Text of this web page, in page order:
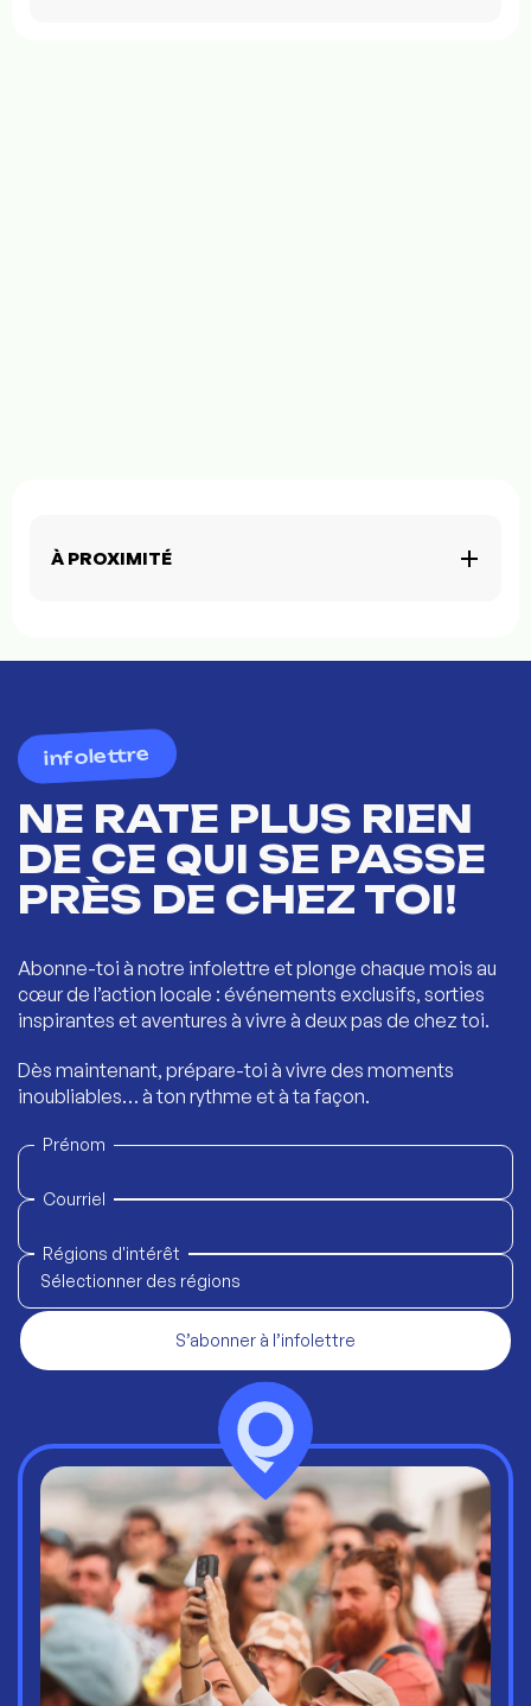
À PROXIMITÉ
infolettre
NE RATE PLUS RIEN
DE CE QUI SE PASSE
PRÈS DE CHEZ TOI!
Abonne-toi à notre infolettre et plonge chaque mois au
cœur de l’action locale : événements exclusifs, sorties
inspirantes et aventures à vivre à deux pas de chez toi.
Dès maintenant, prépare-toi à vivre des moments
inoubliables… à ton rythme et à ta façon.
Prénom
Courriel
Régions d'intérêt
Sélectionner des régions
S’abonner à l’infolettre